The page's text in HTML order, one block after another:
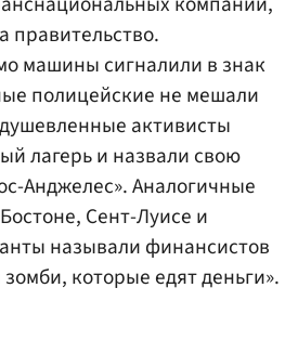
правительство.
машины сигналили в знак
полицейские не мешали
активисты
лагерь и назвали свою
Анджелес». Аналогичные
Сент-Луисе и
называли финансистов
которые едят деньги».